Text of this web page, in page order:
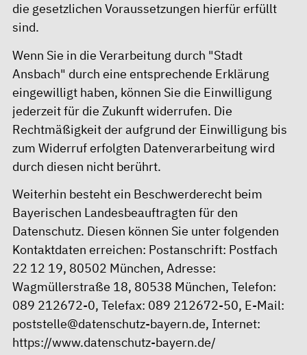
die gesetzlichen Voraussetzungen hierfür erfüllt
sind.
Wenn Sie in die Verarbeitung durch "Stadt
Ansbach" durch eine entsprechende Erklärung
eingewilligt haben, können Sie die Einwilligung
jederzeit für die Zukunft widerrufen. Die
Rechtmäßigkeit der aufgrund der Einwilligung bis
zum Widerruf erfolgten Datenverarbeitung wird
durch diesen nicht berührt.
Weiterhin besteht ein Beschwerderecht beim
Bayerischen Landesbeauftragten für den
Datenschutz. Diesen können Sie unter folgenden
Kontaktdaten erreichen: Postanschrift: Postfach
22 12 19, 80502 München, Adresse:
Wagmüllerstraße 18, 80538 München, Telefon:
089 212672-0, Telefax: 089 212672-50, E-Mail:
poststelle@datenschutz-bayern.de, Internet:
https://www.datenschutz-bayern.de/